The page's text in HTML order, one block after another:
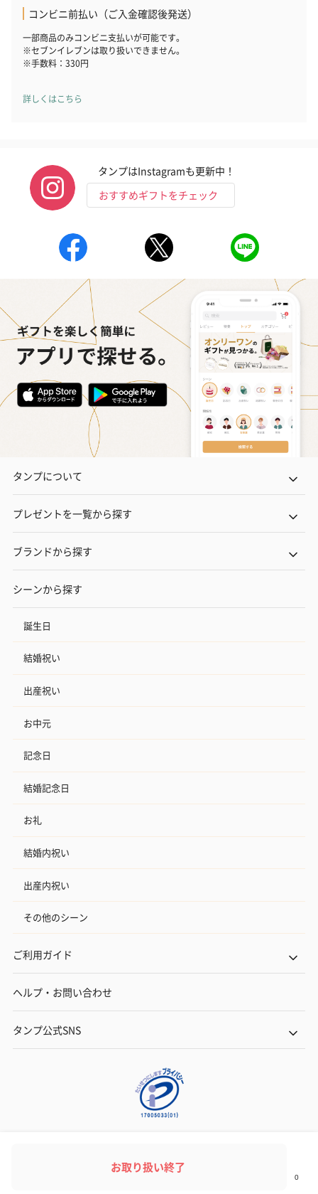
お取り扱い終了
コンビニ前払い（ご入金確認後発送）
一部商品のみコンビニ支払いが可能です。
※セブンイレブンは取り扱いできません。
※手数料：330円
詳しくはこちら
タンプはInstagramも更新中！
おすすめギフトをチェック
タンプについて
プレゼントを一覧から探す
ブランドから探す
シーンから探す
誕生日
結婚祝い
出産祝い
お中元
記念日
結婚記念日
お礼
結婚内祝い
出産内祝い
その他のシーン
ご利用ガイド
ヘルプ・お問い合わせ
タンプ公式SNS
Copyright© TANP Inc.